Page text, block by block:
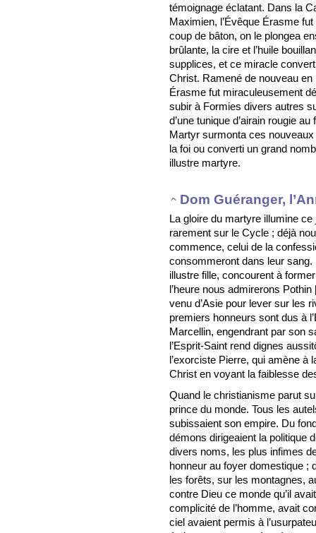
témoignage éclatant. Dans la
Maximien, l’Évêque Érasme
coup de bâton, on le plongea
brûlante, la cire et l’huile
supplices, et ce miracle
Christ. Ramené de nouveau
Érasme fut miraculeusement
subir à Formies divers autres
d’une tunique d’airain rougie
Martyr surmonta ces
la foi ou converti un grand
illustre martyre.
Dom Guéranger,
La gloire du martyre illumine
rarement sur le Cycle ; déjà
commence, celui de la
consommeront dans leur sang.
illustre fille, concourent à
l’heure nous admirerons Pothin
venu d’Asie pour lever sur les
premiers honneurs sont dus à
Marcellin, engendrant par son
l’Esprit-Saint rend dignes
l’exorciste Pierre, qui amène à
Christ en voyant la faiblesse
Quand le christianisme parut
prince du monde. Tous les
subissaient son empire. Du
démons dirigeaient la politique
divers noms, les plus infimes
honneur au foyer domestique ;
les forêts, sur les montagnes,
contre Dieu ce monde qu’il
complicité de l’homme, avait
ciel avaient permis à